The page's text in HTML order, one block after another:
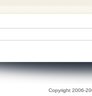
Copyright 2006-